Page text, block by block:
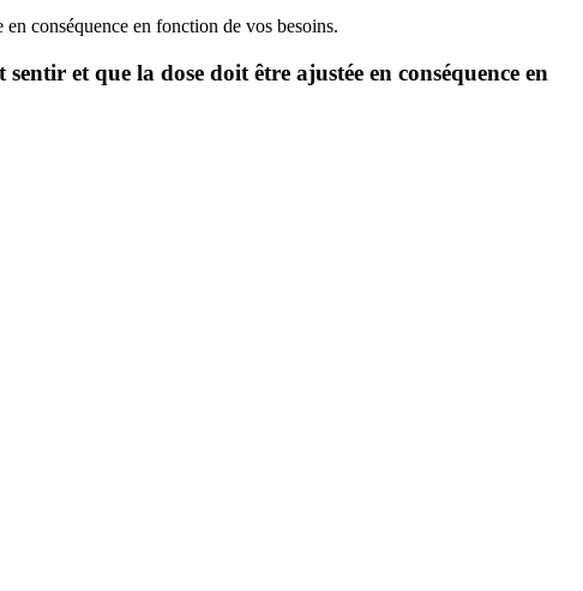
conséquence en fonction de vos besoins.
et que la dose doit être ajustée en conséquence en